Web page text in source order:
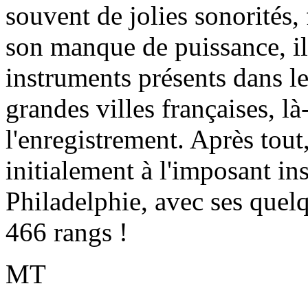
souvent de jolies
son manque de puissance,
instruments présents dans
grandes villes françaises,
l'enregistrement. Après
initialement à l'imposant
Philadelphie, avec ses
466 rangs !
MT